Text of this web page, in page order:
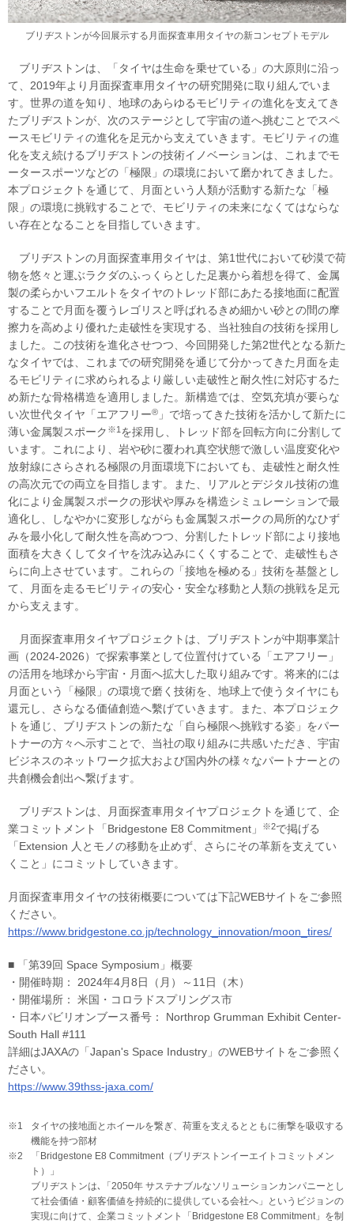
ブリヂストンが今回展示する月面探査車用タイヤの新コンセプトモデル
ブリヂストンは、「タイヤは生命を乗せている」の大原則に沿っ
て、2019年より月面探査車用タイヤの研究開発に取り組んでいま
す。世界の道を知り、地球のあらゆるモビリティの進化を支えてき
たブリヂストンが、次のステージとして宇宙の道へ挑むことでスペ
ースモビリティの進化を足元から支えていきます。モビリティの進
化を支え続けるブリヂストンの技術イノベーションは、これまでモ
ータースポーツなどの「極限」の環境において磨かれてきました。
本プロジェクトを通じて、月面という人類が活動する新たな「極
限」の環境に挑戦することで、モビリティの未来になくてはならな
い存在となることを目指していきます。
ブリヂストンの月面探査車用タイヤは、第1世代において砂漠で荷
物を悠々と運ぶラクダのふっくらとした足裏から着想を得て、金属
製の柔らかいフエルトをタイヤのトレッド部にあたる接地面に配置
することで月面を覆うレゴリスと呼ばれるきめ細かい砂との間の摩
擦力を高めより優れた走破性を実現する、当社独自の技術を採用し
ました。この技術を進化させつつ、今回開発した第2世代となる新た
なタイヤでは、これまでの研究開発を通じて分かってきた月面を走
るモビリティに求められるより厳しい走破性と耐久性に対応するた
め新たな骨格構造を適用しました。新構造では、空気充填が要らな
い次世代タイヤ「エアフリー® 」で培ってきた技術を活かして新たに
薄い金属製スポーク ※1 を採用し、トレッド部を回転方向に分割して
います。これにより、岩や砂に覆われ真空状態で激しい温度変化や
放射線にさらされる極限の月面環境下においても、走破性と耐久性
の高次元での両立を目指します。また、リアルとデジタル技術の進
化により金属製スポークの形状や厚みを構造シミュレーションで最
適化し、しなやかに変形しながらも金属製スポークの局所的なひず
みを最小化して耐久性を高めつつ、分割したトレッド部により接地
面積を大きくしてタイヤを沈み込みにくくすることで、走破性もさ
らに向上させています。これらの「接地を極める」技術を基盤とし
て、月面を走るモビリティの安心・安全な移動と人類の挑戦を足元
から支えます。
月面探査車用タイヤプロジェクトは、ブリヂストンが中期事業計
画（2024-2026）で探索事業として位置付けている「エアフリー」
の活用を地球から宇宙・月面へ拡大した取り組みです。将来的には
月面という「極限」の環境で磨く技術を、地球上で使うタイヤにも
還元し、さらなる価値創造へ繫げていきます。また、本プロジェク
トを通じ、ブリヂストンの新たな「自ら極限へ挑戦する姿」をパー
トナーの方々へ示すことで、当社の取り組みに共感いただき、宇宙
ビジネスのネットワーク拡大および国内外の様々なパートナーとの
共創機会創出へ繋げます。
ブリヂストンは、月面探査車用タイヤプロジェクトを通じて、企
業コミットメント「Bridgestone E8 Commitment」
※2で掲げる
「Extension 人とモノの移動を止めず、さらにその革新を支えてい
くこと」にコミットしていきます。
月面探査車用タイヤの技術概要については下記WEBサイトをご参照
ください。
https://www.bridgestone.co.jp/technology_innovation/moon_tires/
■ 「第39回 Space Symposium」概要
・開催時期： 2024年4月8日（月）～11日（木）
・開催場所： 米国・コロラドスプリングス市
・日本パビリオンブース番号： Northrop Grumman Exhibit Center-
South Hall #111
詳細はJAXAの「Japan's Space Industry」のWEBサイトをご参照く
ださい。
https://www.39thss-jaxa.com/
※1
タイヤの接地面とホイールを繋ぎ、荷重を支えるとともに衝撃を吸収する
機能を持つ部材
※2
「Bridgestone E8 Commitment（ブリヂストンイーエイトコミットメン
ト）」
ブリヂストンは､「2050年 サステナブルなソリューションカンパニーとし
て社会価値・顧客価値を持続的に提供している会社へ」というビジョンの
実現に向けて、企業コミットメント「Bridgestone E8 Commitment」を制